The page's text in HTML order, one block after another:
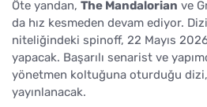
Öte yandan, The Mandalorian ve
da hız kesmeden devam ediyor.
niteliğindeki spinoff, 22 Mayıs
yapacak. Başarılı senarist ve
yönetmen koltuğuna oturduğu
yayınlanacak.